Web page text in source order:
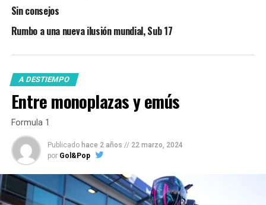
Sin consejos
Rumbo a una nueva ilusión mundial, Sub 17
A DESTIEMPO
Entre monoplazas y emús
Formula 1
Publicado hace 2 años // 22 marzo, 2024
por Gol&Pop